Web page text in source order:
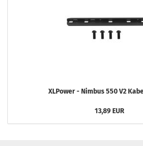
XLPower - Nimbus 550 V2
13,89 EUR